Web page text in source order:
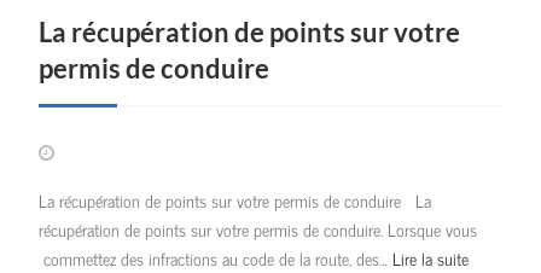
La récupération de points sur votre
permis de conduire
La récupération de points sur votre permis de conduire La
récupération de points sur votre permis de conduire. Lorsque vous
commettez des infractions au code de la route, des… Lire la suite